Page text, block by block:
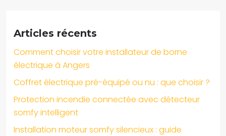
Articles récents
Comment choisir votre installateur de borne
électrique à Angers
Coffret électrique pré-équipé ou nu : que choisir ?
Protection incendie connectée avec détecteur
somfy intelligent
Installation moteur somfy silencieux : guide